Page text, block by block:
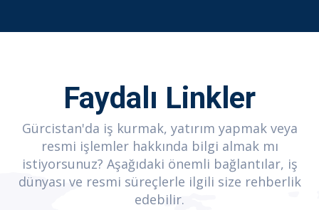
Faydalı Linkler
Gürcistan'da iş kurmak, yatırım yapmak veya
resmi işlemler hakkında bilgi almak mı
istiyorsunuz? Aşağıdaki önemli bağlantılar, iş
dünyası ve resmi süreçlerle ilgili size rehberlik
edebilir.